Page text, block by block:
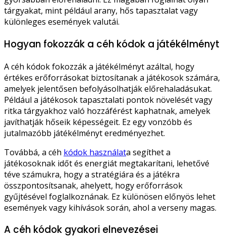
tárgyakat, mint például arany, hős tapasztalat vagy
különleges események valutái.
Hogyan fokozzák a céh kódok a játékélményt
A céh kódok fokozzák a játékélményt azáltal, hogy
értékes erőforrásokat biztosítanak a játékosok számára,
amelyek jelentősen befolyásolhatják előrehaladásukat.
Például a játékosok tapasztalati pontok növelését vagy
ritka tárgyakhoz való hozzáférést kaphatnak, amelyek
javíthatják hőseik képességeit. Ez egy vonzóbb és
jutalmazóbb játékélményt eredményezhet.
Továbbá, a céh kódok használata segíthet a
játékosoknak időt és energiát megtakarítani, lehetővé
téve számukra, hogy a stratégiára és a játékra
összpontosítsanak, ahelyett, hogy erőforrások
gyűjtésével foglalkoznának. Ez különösen előnyös lehet
események vagy kihívások során, ahol a verseny magas.
A céh kódok gyakori elnevezései